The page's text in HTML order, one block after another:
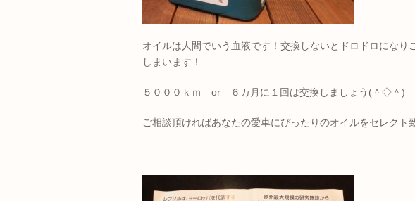
オイルは人間でいう血液です！交換しないとドロドロにな
しまいます！
５０００ｋｍ or ６カ月に１回は交換しましょう(＾◇＾)
ご相談頂ければあなたの愛車にぴったりのオイルをセレクト